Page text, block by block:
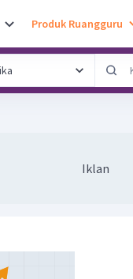
Produk Ruangguru
Iklan